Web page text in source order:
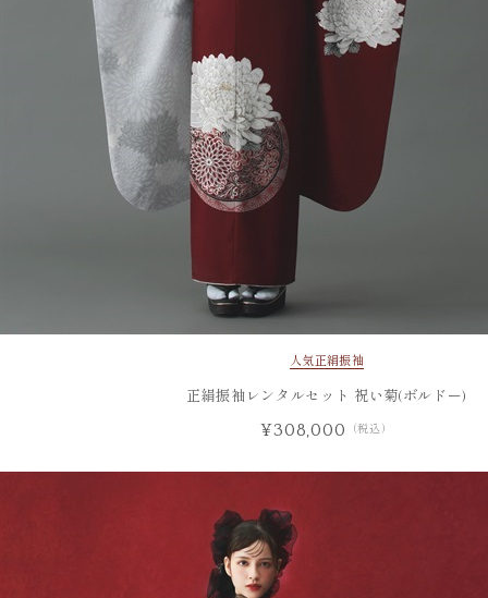
人気 正絹振袖
正絹振袖レンタルセット 祝い菊(ボルドー)
¥308,000 （税込）